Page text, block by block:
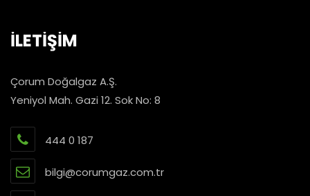
İLETİŞİM
Çorum Doğalgaz A.Ş.
Yeniyol Mah. Gazi 12. Sok No: 8
444 0 187
bilgi@corumgaz.com.tr